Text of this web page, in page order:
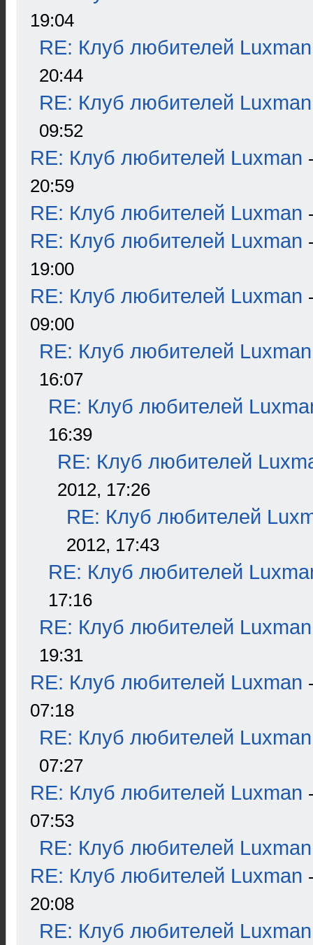
19:04
RE: Клуб любителей Luxman
20:44
RE: Клуб любителей Luxman
09:52
RE: Клуб любителей Luxman
20:59
RE: Клуб любителей Luxman
RE: Клуб любителей Luxman
19:00
RE: Клуб любителей Luxman
09:00
RE: Клуб любителей Luxman
16:07
RE: Клуб любителей
16:39
RE: Клуб любителей
2012, 17:26
RE: Клуб любителей
2012, 17:43
RE: Клуб любителей
17:16
RE: Клуб любителей Luxman
19:31
RE: Клуб любителей Luxman
07:18
RE: Клуб любителей Luxman
07:27
RE: Клуб любителей Luxman
07:53
RE: Клуб любителей Luxman
RE: Клуб любителей Luxman
20:08
RE: Клуб любителей Luxman